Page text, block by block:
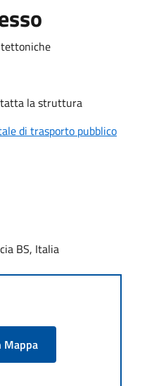
la struttura
di trasporto pubblico
BS, Italia
Mappa